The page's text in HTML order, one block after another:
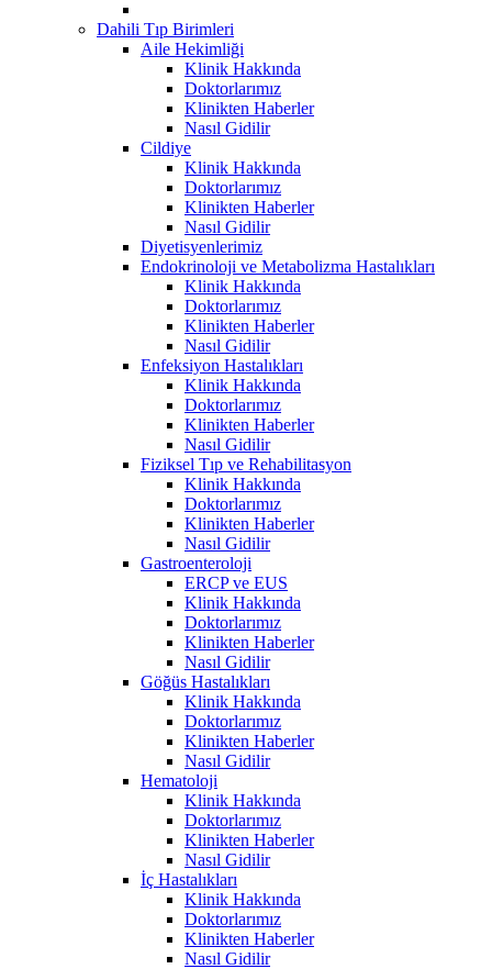
Dahili Tıp Birimleri
Aile Hekimliği
Klinik Hakkında
Doktorlarımız
Klinikten Haberler
Nasıl Gidilir
Cildiye
Klinik Hakkında
Doktorlarımız
Klinikten Haberler
Nasıl Gidilir
Diyetisyenlerimiz
Endokrinoloji ve Metabolizma Hastalıkları
Klinik Hakkında
Doktorlarımız
Klinikten Haberler
Nasıl Gidilir
Enfeksiyon Hastalıkları
Klinik Hakkında
Doktorlarımız
Klinikten Haberler
Nasıl Gidilir
Fiziksel Tıp ve Rehabilitasyon
Klinik Hakkında
Doktorlarımız
Klinikten Haberler
Nasıl Gidilir
Gastroenteroloji
ERCP ve EUS
Klinik Hakkında
Doktorlarımız
Klinikten Haberler
Nasıl Gidilir
Göğüs Hastalıkları
Klinik Hakkında
Doktorlarımız
Klinikten Haberler
Nasıl Gidilir
Hematoloji
Klinik Hakkında
Doktorlarımız
Klinikten Haberler
Nasıl Gidilir
İç Hastalıkları
Klinik Hakkında
Doktorlarımız
Klinikten Haberler
Nasıl Gidilir